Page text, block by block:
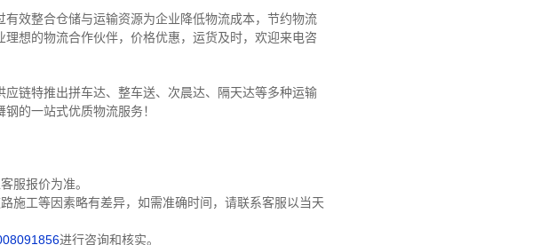
效整合仓储与运输资源为企业降低物流成本，节约物流
想的物流合作伙伴，价格优惠，运货及时，欢迎来电咨
链特推出拼车达、整车送、次晨达、隔天达等多种运输
的一站式优质物流服务！
服报价为准。
施工等因素略有差异，如需准确时间，请联系客服以当天
进行咨询和核实。